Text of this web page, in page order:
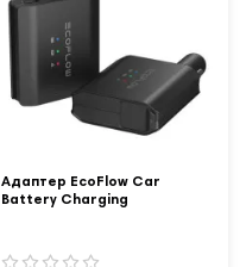
Адаптер EcoFlow Car
Battery Charging